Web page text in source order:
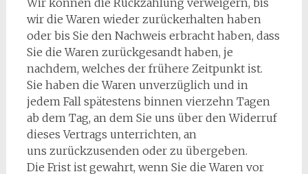
Wir können die Rückzahlung verweigern, bis
wir die Waren wieder zurückerhalten haben
oder bis Sie den Nachweis erbracht haben, dass
Sie die Waren zurückgesandt haben, je
nachdem, welches der frühere Zeitpunkt ist.
Sie haben die Waren unverzüglich und in
jedem Fall spätestens binnen vierzehn Tagen
ab dem Tag, an dem Sie uns über den Widerruf
dieses Vertrags unterrichten, an
uns zurückzusenden oder zu übergeben.
Die Frist ist gewahrt, wenn Sie die Waren vor